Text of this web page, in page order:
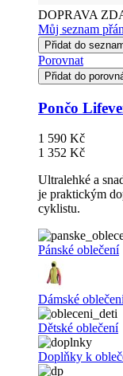
DOPRAVA
Můj seznam
Přidat do
Porovnat
Přidat do
Pončo
1 590 Kč
1 352 Kč
Ultralehké a
je praktickým
cyklistu.
Pánské oblečení
Dámské
Dětské oblečení
Doplňky k